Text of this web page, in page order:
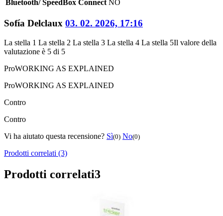
Bluetooth/ SpeedBox Connect NO
Sofía Delclaux 03. 02. 2026, 17:16
La stella 1 La stella 2 La stella 3 La stella 4 La stella 5Il valore della
valutazione è 5 di 5
ProWORKING AS EXPLAINED
ProWORKING AS EXPLAINED
Contro
Contro
Vi ha aiutato questa recensione? Sì(0) No(0)
Prodotti correlati (3)
Prodotti correlati3